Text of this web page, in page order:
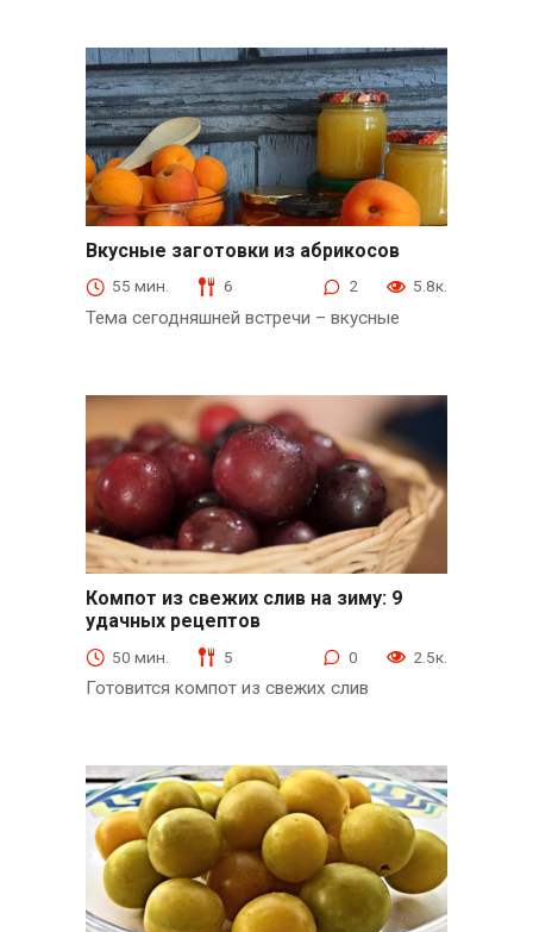
из слив и абрикосов
Вкусные заготовки из абрикосов
55 мин. 6 2 5.8к.
Тема сегодняшней встречи – вкусные
из слив и абрикосов
Компот из свежих слив на зиму: 9
удачных рецептов
50 мин. 5 0 2.5к.
Готовится компот из свежих слив